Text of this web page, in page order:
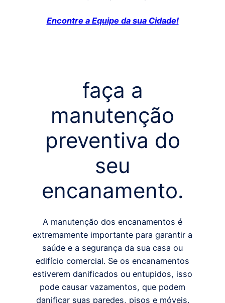
Encontre a Equipe da sua Cidade!
faça a
manutenção
preventiva do
seu
encanamento.
A manutenção dos encanamentos é
extremamente importante para garantir a
saúde e a segurança da sua casa ou
edifício comercial. Se os encanamentos
estiverem danificados ou entupidos, isso
pode causar vazamentos, que podem
danificar suas paredes, pisos e móveis.